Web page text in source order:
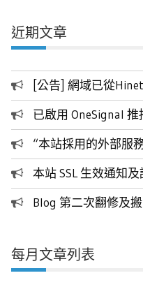
近期文章
[公告] 網域已從
已啟用 OneSignal
“本站採用的外部服
本站 SSL 生效通知及
Blog 第二次翻修及
每月文章列表